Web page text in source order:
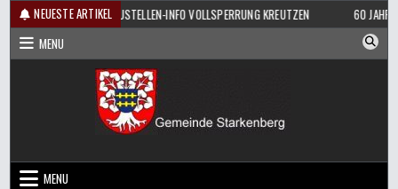
Skip
content
NEUESTE ARTIKELBAUSTELLEN-INFO VOLLSPERRUNG KREUTZEN
60 JAHRE
MENU
MENU